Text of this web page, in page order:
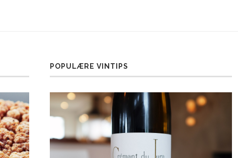
POPULÆRE VINTIPS